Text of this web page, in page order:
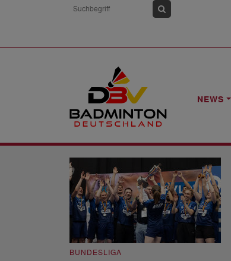
NEWS
NEWS
Bundesliga
BUNDESLIGA